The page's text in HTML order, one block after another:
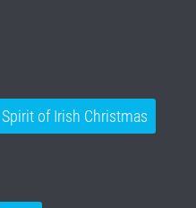
of Irish Christmas